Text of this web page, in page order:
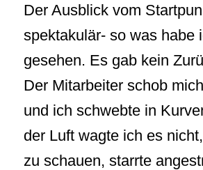
Der Ausblick vom
spektakulär- so was habe
gesehen. Es gab kein
Der Mitarbeiter schob
und ich schwebte in
der Luft wagte ich es
zu schauen, starrte